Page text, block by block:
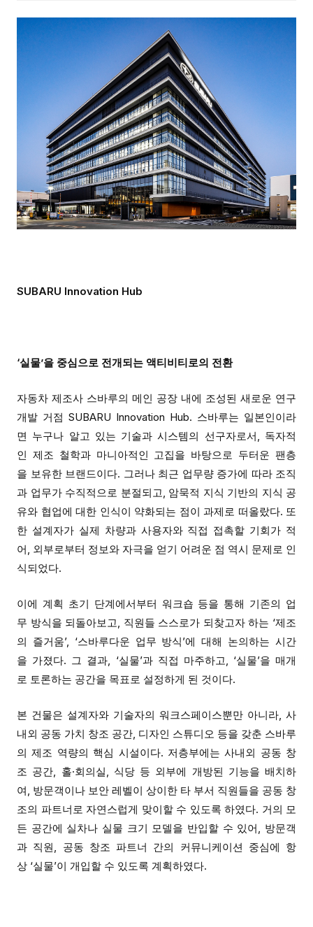
SUBARU Innovation Hub
‘실물’을 중심으로 전개되는 액티비티로의 전환
자동차 제조사 스바루의 메인 공장 내에 조성된 새로운 연구
개발 거점 SUBARU Innovation Hub. 스바루는 일본인이라
면 누구나 알고 있는 기술과 시스템의 선구자로서, 독자적
인 제조 철학과 마니아적인 고집을 바탕으로 두터운 팬층
을 보유한 브랜드이다. 그러나 최근 업무량 증가에 따라 조직
과 업무가 수직적으로 분절되고, 암묵적 지식 기반의 지식 공
유와 협업에 대한 인식이 약화되는 점이 과제로 떠올랐다. 또
한 설계자가 실제 차량과사용자와 직접 접촉할 기회가 적
어, 외부로부터 정보와 자극을 얻기 어려운 점 역시 문제로 인
식되었다.
이에 계획 초기 단계에서부터 워크숍 등을 통해 기존의 업
무 방식을 되돌아보고, 직원들 스스로가 되찾고자 하는 ‘제조
의 즐거움’, ‘스바루다운 업무 방식’에 대해 논의하는 시간
을 가졌다. 그 결과, ‘실물’과 직접 마주하고, ‘실물’을 매개
로 토론하는 공간을 목표로 설정하게 된 것이다.
본 건물은 설계자와 기술자의 워크스페이스뿐만 아니라, 사
내외 공동 가치 창조 공간, 디자인 스튜디오 등을 갖춘 스바루
의 제조 역량의 핵심 시설이다. 저층부에는 사내외 공동 창
조 공간, 홀·회의실, 식당 등 외부에 개방된 기능을 배치하
여, 방문객이나 보안 레벨이 상이한 타 부서 직원들을 공동 창
조의 파트너로 자연스럽게 맞이할 수 있도록 하였다. 거의 모
든 공간에 실차나 실물 크기 모델을 반입할 수 있어, 방문객
과 직원, 공동 창조 파트너 간의 커뮤니케이션 중심에 항
상 ‘실물’이 개입할 수 있도록 계획하였다.